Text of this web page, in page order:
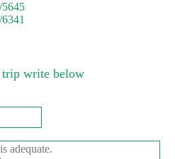
5645
write below